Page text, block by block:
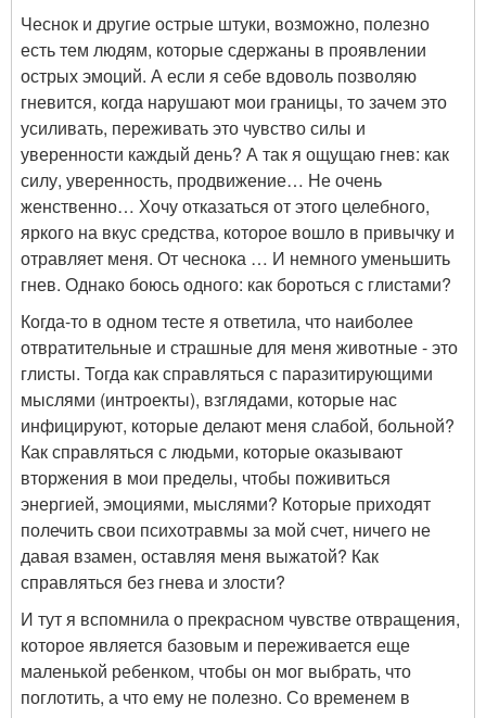
Чеснок и другие острые штуки, возможно, полезно
есть тем людям, которые сдержаны в проявлении
острых эмоций. А если я себе вдоволь позволяю
гневится, когда нарушают мои границы, то зачем это
усиливать, переживать это чувство силы и
уверенности каждый день? А так я ощущаю гнев: как
силу, уверенность, продвижение… Не очень
женственно… Хочу отказаться от этого целебного,
яркого на вкус средства, которое вошло в привычку и
отравляет меня. От чеснока … И немного уменьшить
гнев. Однако боюсь одного: как бороться с глистами?
Когда-то в одном тесте я ответила, что наиболее
отвратительные и страшные для меня животные - это
глисты. Тогда как справляться с паразитирующими
мыслями (интроекты), взглядами, которые нас
инфицируют, которые делают меня слабой, больной?
Как справляться с людьми, которые оказывают
вторжения в мои пределы, чтобы поживиться
энергией, эмоциями, мыслями? Которые приходят
полечить свои психотравмы за мой счет, ничего не
давая взамен, оставляя меня выжатой? Как
справляться без гнева и злости?
И тут я вспомнила о прекрасном чувстве отвращения,
которое является базовым и переживается еще
маленькой ребенком, чтобы он мог выбрать, что
поглотить, а что ему не полезно. Со временем в